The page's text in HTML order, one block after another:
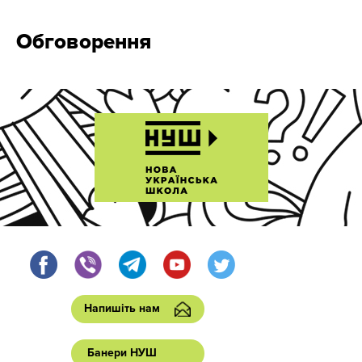
Обговорення
Напишіть нам
Банери НУШ